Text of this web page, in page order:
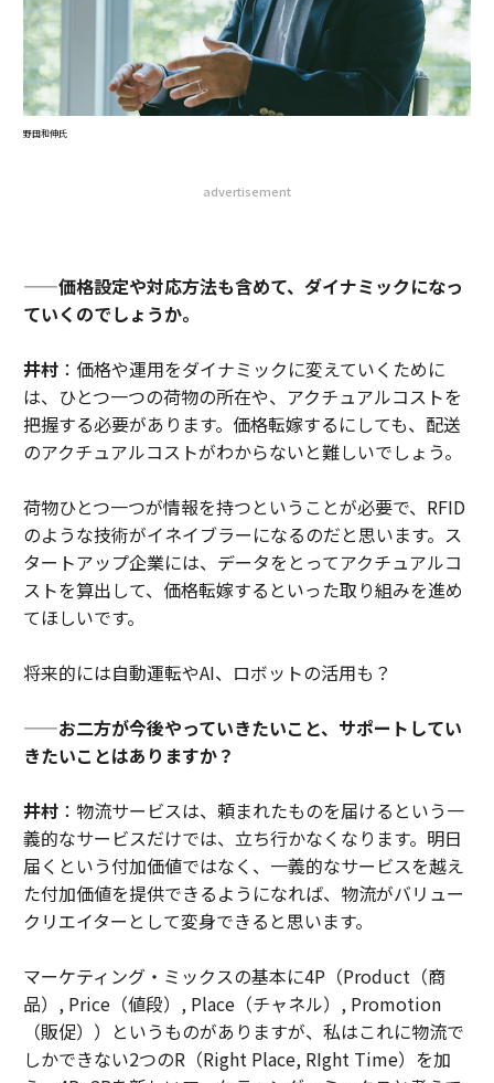
野田和伸氏
advertisement
——価格設定や対応方法も含めて、ダイナミックになっ
ていくのでしょうか。
井村：価格や運用をダイナミックに変えていくために
は、ひとつ一つの荷物の所在や、アクチュアルコストを
把握する必要があります。価格転嫁するにしても、配送
のアクチュアルコストがわからないと難しいでしょう。
荷物ひとつ一つが情報を持つということが必要で、RFID
のような技術がイネイブラーになるのだと思います。ス
タートアップ企業には、データをとってアクチュアルコ
ストを算出して、価格転嫁するといった取り組みを進め
てほしいです。
将来的には自動運転やAI、ロボットの活用も？
——お二方が今後やっていきたいこと、サポートしてい
きたいことはありますか？
井村：物流サービスは、頼まれたものを届けるという一
義的なサービスだけでは、立ち行かなくなります。明日
届くという付加価値ではなく、一義的なサービスを越え
た付加価値を提供できるようになれば、物流がバリュー
クリエイターとして変身できると思います。
マーケティング・ミックスの基本に4P（Product（商
品）, Price（値段）, Place（チャネル）, Promotion
（販促））というものがありますが、私はこれに物流で
しかできない2つのR（Right Place, RIght Time）を加